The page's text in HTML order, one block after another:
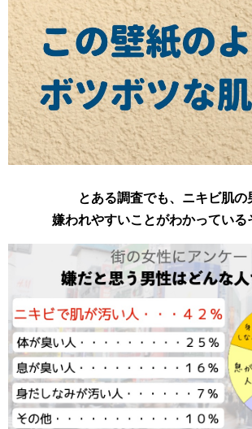
とある調査でも、ニキビ肌の
嫌われやすいことがわかっている